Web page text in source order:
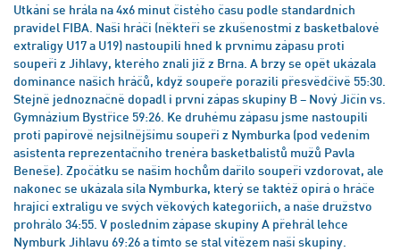
Utkání se hrála na 4x6 minut čistého času podle standardních
pravidel FIBA. Naši hráči (někteří se zkušenostmi z basketbalové
extraligy U17 a U19) nastoupili hned k prvnímu zápasu proti
soupeři z Jihlavy, kterého znali již z Brna. A brzy se opět ukázala
dominance našich hráčů, když soupeře porazili přesvědčivě 55:30.
Stejně jednoznačně dopadl i první zápas skupiny B – Nový Jičín vs.
Gymnázium Bystřice 59:26. Ke druhému zápasu jsme nastoupili
proti papírově nejsilnějšímu soupeři z Nymburka (pod vedením
asistenta reprezentačního trenéra basketbalistů mužů Pavla
Beneše). Zpočátku se našim hochům dařilo soupeři vzdorovat, ale
nakonec se ukázala síla Nymburka, který se taktéž opírá o hráče
hrající extraligu ve svých věkových kategoriích, a naše družstvo
prohrálo 34:55. V posledním zápase skupiny A přehrál lehce
Nymburk Jihlavu 69:26 a tímto se stal vítězem naší skupiny.